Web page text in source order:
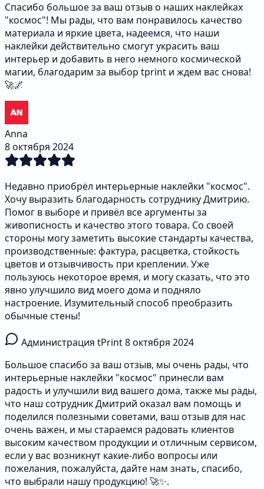
Спасибо большое за ваш отзыв о наших наклейках
"космос"! Мы рады, что вам понравилось качество
материала и яркие цвета, надеемся, что наши
наклейки действительно смогут украсить ваш
интерьер и добавить в него немного космической
магии, благодарим за выбор tprint и ждем вас снова!
🚀🌌
Anna
8 октября 2024
Недавно приобрёл интерьерные наклейки "космос".
Хочу выразить благодарность сотруднику Дмитрию.
Помог в выборе и привёл все аргументы за
живописность и качество этого товара. Со своей
стороны могу заметить высокие стандарты качества,
производственные: фактура, расцветка, стойкость
цветов и отзывчивость при креплении. Уже
пользуюсь некоторое время, и могу сказать, что это
явно улучшило вид моего дома и подняло
настроение. Изумительный способ преобразить
обычные стены!
Администрация tPrint8 октября 2024
Большое спасибо за ваш отзыв, мы очень рады, что
интерьерные наклейки "космос" принесли вам
радость и улучшили вид вашего дома, также мы рады,
что наш сотрудник Дмитрий оказал вам помощь и
поделился полезными советами, ваш отзыв для нас
очень важен, и мы стараемся радовать клиентов
высоким качеством продукции и отличным сервисом,
если у вас возникнут какие-либо вопросы или
пожелания, пожалуйста, дайте нам знать, спасибо,
что выбрали нашу продукцию! 🚀✨.